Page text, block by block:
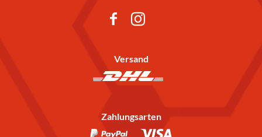
Versand
Zahlungsarten